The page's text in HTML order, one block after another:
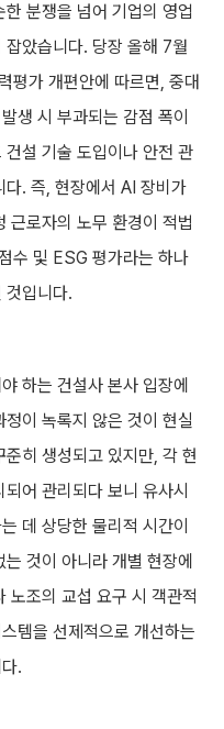
분쟁을 넘어 기업의 영업
았습니다. 당장 올해 7월
평가 개편안에 따르면, 중대
생 시 부과되는 감점 폭이
설 기술 도입이나 안전 관
다. 즉, 현장에서 AI 장비가
근로자의 노무 환경이 적법
수 및 ESG 평가라는 하나
것입니다.
하는 건설사 본사 입장에
이 녹록지 않은 것이 현실
히 생성되고 있지만, 각 현
어 관리되다 보니 유사시
데 상당한 물리적 시간이
것이 아니라 개별 현장에
노조의 교섭 요구 시 객관적
템을 선제적으로 개선하는
.